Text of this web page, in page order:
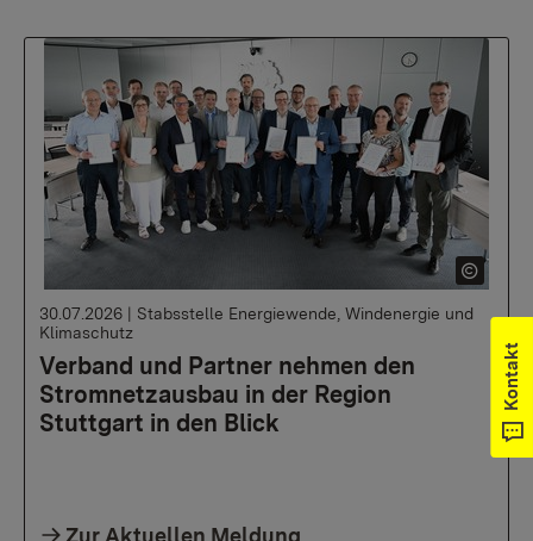
Verband und Partner nehmen den
Stromnetzausbau in der Region
Stuttgart in den Blick
30.07.2026 | Stabsstelle Energiewende, Windenergie und
Klimaschutz
Zur Aktuellen Meldung
Kontakt